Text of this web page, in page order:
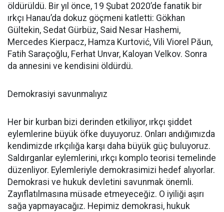
öldürüldü. Bir yıl önce, 19 Şubat 2020’de fanatik bir
ırkçı Hanau’da dokuz göçmeni katletti: Gökhan
Gültekin, Sedat Gürbüz, Said Nesar Hashemi,
Mercedes Kierpacz, Hamza Kurtović, Vili Viorel Păun,
Fatih Saraçoğlu, Ferhat Unvar, Kaloyan Velkov. Sonra
da annesini ve kendisini öldürdü.
Demokrasiyi savunmalıyız
Her bir kurban bizi derinden etkiliyor, ırkçı şiddet
eylemlerine büyük öfke duyuyoruz. Onları andığımızda
kendimizde ırkçılığa karşı daha büyük güç buluyoruz.
Saldırganlar eylemlerini, ırkçı komplo teorisi temelinde
düzenliyor. Eylemleriyle demokrasimizi hedef alıyorlar.
Demokrasi ve hukuk devletini savunmak önemli.
Zayıflatılmasına müsade etmeyeceğiz. O iyiliği aşırı
sağa yapmayacağız. Hepimiz demokrasi, hukuk